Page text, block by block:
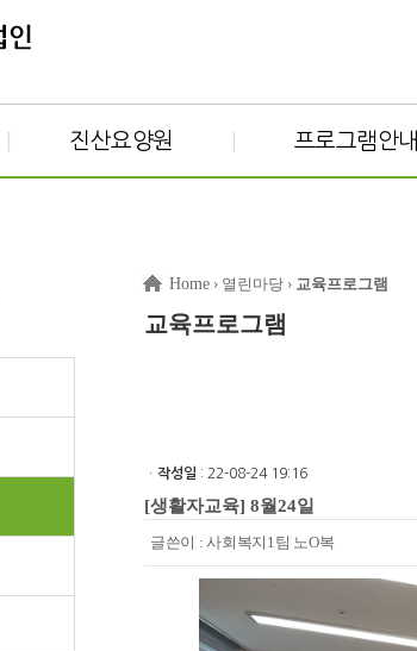
진산요양원 프로그램안내
Home › 열린마당 › 교육프로그램
교육프로그램
ㆍ 작성일 : 22-08-24 19:16
[생활자교육] 8월24일
글쓴이 :사회복지1팀 노O복